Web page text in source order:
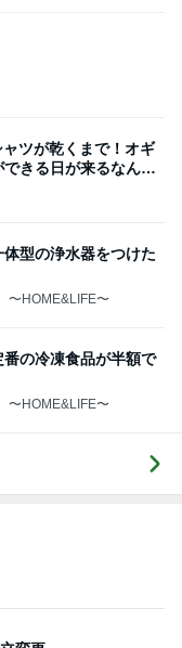
番の冷凍食品が半額で
HOME&LIFE〜
トップス